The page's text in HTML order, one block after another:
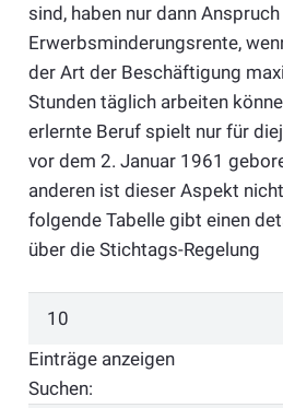
sind, haben nur dann
Erwerbsminderungsrente,
der Art der Beschäftigung
Stunden täglich arbeiten
erlernte Beruf spielt nur für
vor dem 2. Januar 1961
anderen ist dieser Aspekt
folgende Tabelle gibt einen
über die Stichtags-Regelung
Einträge anzeigen
Suchen: